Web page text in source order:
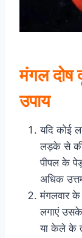
मंगल
उपाय
यदि कोई
लड़के से की
पीपल के
अधिक
मंगलवार
लगाएं उसके
या केले के